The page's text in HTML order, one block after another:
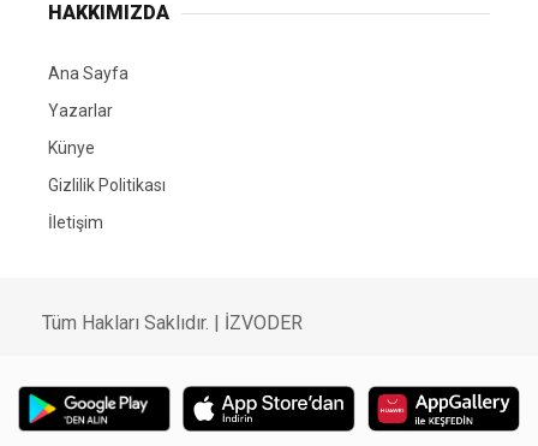
HAKKIMIZDA
Ana Sayfa
Yazarlar
Künye
Gizlilik Politikası
İletişim
Tüm Hakları Saklıdır. | İZVODER